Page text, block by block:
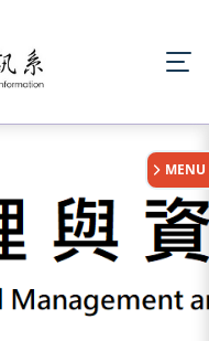
MENU